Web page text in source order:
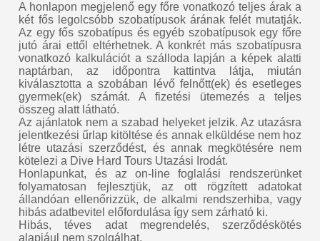
A honlapon megjelenő egy főre vonatkozó teljes árak a
két fős legolcsóbb szobatípusok árának felét mutatják.
Az egy fős szobatípus és egyéb szobatípusok egy főre
jutó árai ettől eltérhetnek. A konkrét más szobatípusra
vonatkozó kalkulációt a szálloda lapján a képek alatti
naptárban, az időpontra kattintva látja, miután
kiválasztotta a szobában lévő felnőtt(ek) és esetleges
gyermek(ek) számát. A fizetési ütemezés a teljes
összeg alatt látható.
Az ajánlatok nem a szabad helyeket jelzik. Az utazásra
jelentkezési űrlap kitöltése és annak elküldése nem hoz
létre utazási szerződést, és annak megkötésére nem
kötelezi a Dive Hard Tours Utazási Irodát.
Honlapunkat, és az on-line foglalási rendszerünket
folyamatosan fejlesztjük, az ott rögzített adatokat
állandóan ellenőrizzük, de alkalmi rendszerhiba, vagy
hibás adatbevitel előfordulása így sem zárható ki.
Hibás, téves adat megrendelés, szerződéskötés
alapjául nem szolgálhat.